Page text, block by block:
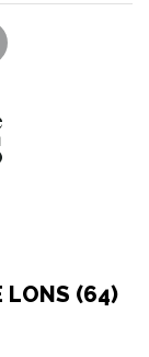
sur LinkedIn
par
LONS (64)